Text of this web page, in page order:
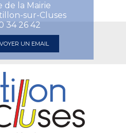
de la Mairie
sur-Cluses
34 26 42
UN EMAIL